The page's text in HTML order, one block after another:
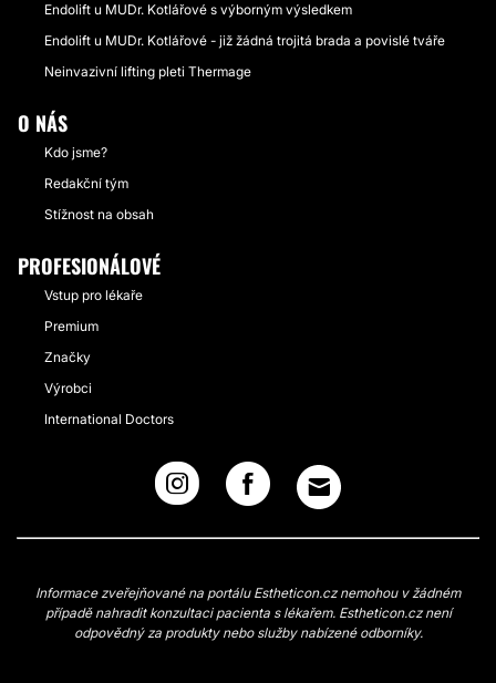
Endolift u MUDr. Kotlářové s výborným výsledkem
Endolift u MUDr. Kotlářové - již žádná trojitá brada a povislé tváře
Neinvazivní lifting pleti Thermage
O NÁS
Kdo jsme?
Redakční tým
Stížnost na obsah
PROFESIONÁLOVÉ
Vstup pro lékaře
Premium
Značky
Výrobci
International Doctors
Informace zveřejňované na portálu Estheticon.cz nemohou v žádném
případě nahradit konzultaci pacienta s lékařem. Estheticon.cz není
odpovědný za produkty nebo služby nabízené odborníky.